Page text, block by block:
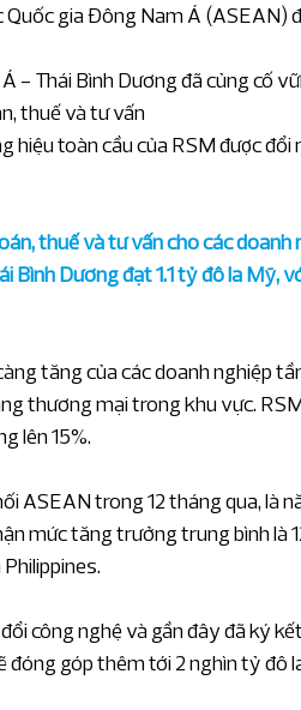
sâu
sâu
RSM Hà Nội Phát triển bền
kiện
gia Đông Nam Á (ASEAN)
- Thái Bình Dương đã củng cố
thuế và tư vấn
hiệu toàn cầu của RSM được
thuế và tư vấn cho các
Bình Dương đạt 1.1 tỷ đô la Mỹ,
tăng của các doanh nghiệp
thương mại trong khu vực.
lên 15%.
ASEAN trong 12 tháng qua, là
mức tăng trưởng trung bình là
công nghệ và gần đây đã ký
đóng góp thêm tới 2 nghìn tỷ đô